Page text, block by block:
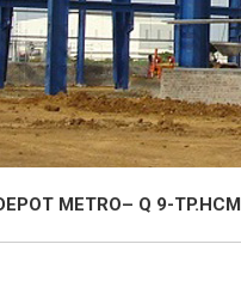
METRO– Q 9-TP.HCM